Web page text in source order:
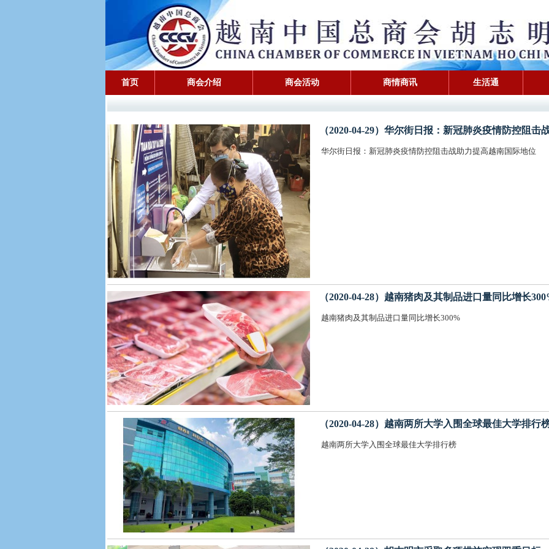
首页 商会介绍 商会活动 商情商讯 生活通
（2020-04-29）华尔街日报：新冠肺炎疫情防控阻击
华尔街日报：新冠肺炎疫情防控阻击战助力提高越南国际地位
（2020-04-28）越南猪肉及其制品进口量同比增长
越南猪肉及其制品进口量同比增长300%
（2020-04-28）越南两所大学入围全球最佳大学排行
越南两所大学入围全球最佳大学排行榜